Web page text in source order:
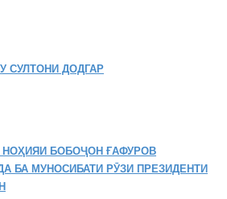
СУЛТОНИ ДОДГАР
НОҲИЯИ БОБОҶОН ҒАФУРОВ
БА МУНОСИБАТИ РӮЗИ ПРЕЗИДЕНТИ